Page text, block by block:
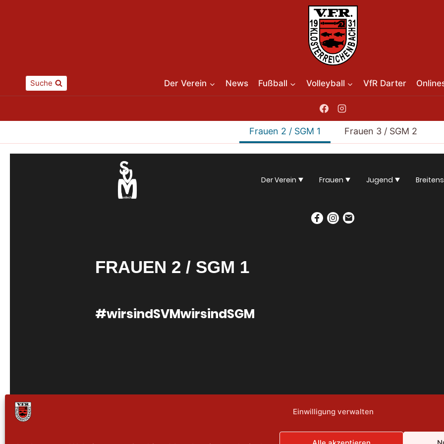
Einwilligung verwalten
Suche Der Verein News Fußball Volleyball VfR Darter
Frauen 2 / SGM 1 Frauen 3 / SGM 2